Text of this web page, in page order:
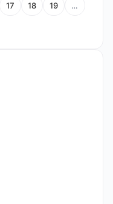
17 18 19 …